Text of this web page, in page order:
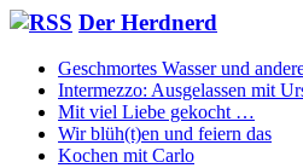
Der Herdnerd
Geschmortes Wasser und
Intermezzo: Ausgelassen mit
Mit viel Liebe gekocht …
Wir blüh(t)en und feiern das
Kochen mit Carlo